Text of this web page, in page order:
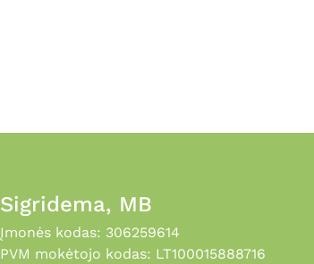
Sigridema, MB
Įmonės kodas: 306259614
PVM mokėtojo kodas: LT100015888716